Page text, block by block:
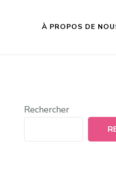
À PROPOS DE
Rechercher